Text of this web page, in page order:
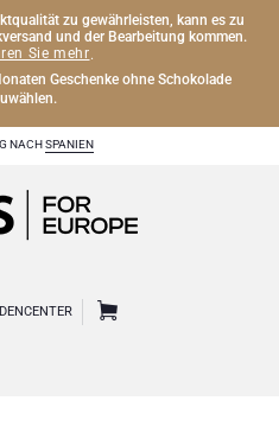
zu gewährleisten, kann es zu
und der Bearbeitung kommen.
Sie mehr.
Geschenke ohne Schokolade
NACH SPANIEN